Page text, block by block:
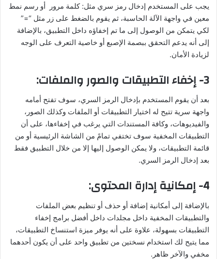
يجب على المستخدم إدخال رمز سري مثل: كلمة مرور أو رسم نمط
معين في واجهة الآلة الحاسبة، ثم يقوم بالضغط على زر مثل “=”
لكي يتمكن من الوصول إلى ما تم إخفاؤه داخل التطبيق، بالإضافة
إلى أنه يدعم التحقق ببصمة الإصبع أو خاصية التعرف على الوجه
لزيادة الأمان.
3- إخفاء التطبيقات والصور والملفات:
بعد أن يقوم المستخدم بإدخال الرمز السري، سوف تفتح أمامه
واجهة سرية تتيح له اختيار التطبيقات أو الملفات وكذلك الصور،
والفيديوهات، وكافة المستندات التي يرغب في إخفاءها، على أن
التطبيقات المخفية سوف تختفي تمامً من الشاشة الرئيسية أو من
قائمة التطبيقات، ولا يمكن الوصول إليها إلا من خلال التطبيق فقط
بعد إدخال الرمز السري.
4- إمكانية إدارة المحتوى:
بالإضافة إلى أمكانية إضافة أو حذف أو تنظيم بعض الملفات
والتطبيقات المخفية داخل مجلدات داخل أفضل برامج إخفاء
التطبيقات بسهولة، علاوة على أنه يوفر ميزة استنساخ التطبيقات،
مما يتيح لك استخدام نسختين من تطبيق واحد على أن يكون أحدهما
مخفي والآخر ظاهر.